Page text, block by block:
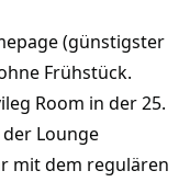
(günstigster
Frühstück.
Room in der 25.
Lounge
mit dem regulären